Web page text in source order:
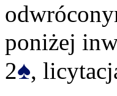
poniżej
2♠,